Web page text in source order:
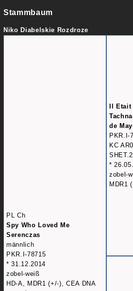
Stammbaum
Niko Diabelskie Rozdroze
PL Ch
Spy Who Loved Me
Serenczas
männlich
PKR.I-78715
* 31.12.2014
zobel-weiß
HD-A, MDR1 (+/-), CEA DNA
Il
de
PKR.I-
KC
*
zobel-
MDR1